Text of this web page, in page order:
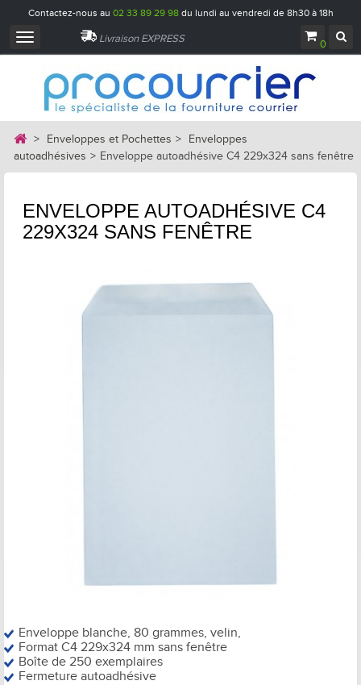
Contactez-nous au 02 33 89 29 98 du lundi au vendredi de 8h30 à 18h
Livraison EXPRESS 0
Navigation
bascule
> Enveloppes et Pochettes >
Enveloppes
autoadhésives > Enveloppe autoadhésive C4 229x324 sans fenêtre
ENVELOPPE AUTOADHÉSIVE C4
229X324 SANS FENÊTRE
Enveloppe blanche, 80 grammes, velin,
Format C4 229x324 mm sans fenêtre
Boîte de 250 exemplaires
Fermeture autoadhésive